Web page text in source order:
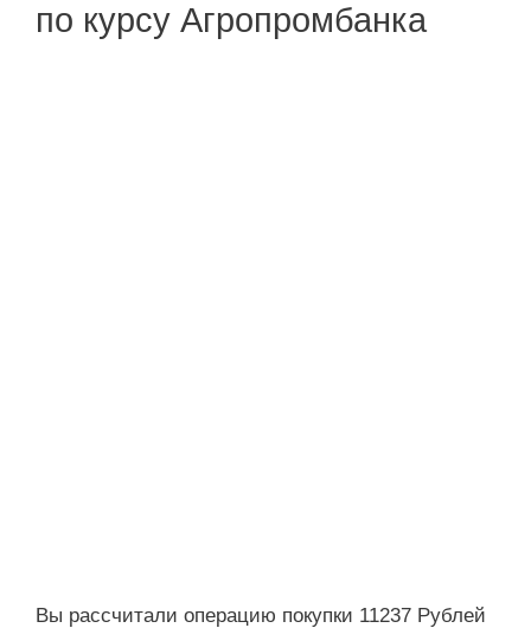
по курсу Агропромбанка
Вы рассчитали операцию покупки 11237 Рублей